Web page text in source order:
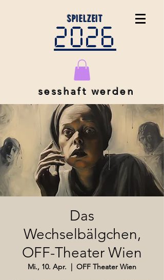
SPIELZEIT
2026
sesshaft werden
Das
Wechselbälgchen,
OFF-Theater Wien
Mi., 10. Apr.
  |
OFF Theater Wien